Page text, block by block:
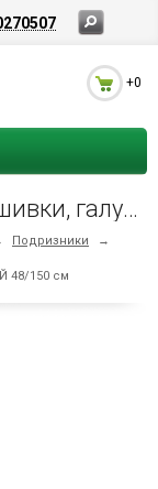
+0
Подризник габардин, без вышивки, галун КРАСНЫЙ 48/150 см
Подризники
→
48/150 см